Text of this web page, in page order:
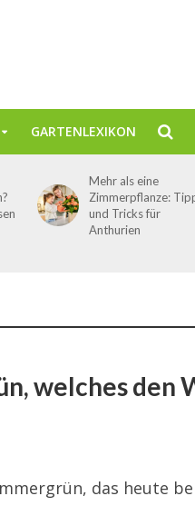
GARTENLEXIKON
Mehr als eine
Zimmerpflanze:
und Tricks für
Anthurien
welches den
das heute